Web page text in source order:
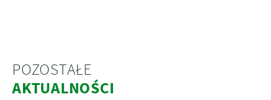
POZOSTAŁE
AKTUALNOŚCI